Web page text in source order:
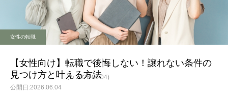
新卒
第二新卒・メ
女性の転職
【女性向け】転職で後悔しない！譲れない条件の
見つけ方と叶える方法
2026.06.04
(↻ 2026.06.04)